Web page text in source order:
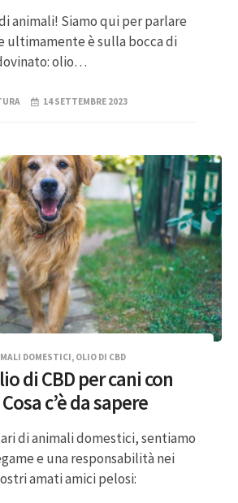
animali! Siamo qui per parlare
ultimamente è sulla bocca di
olio…
14 SETTEMBRE 2023
DOMESTICI, OLIO DI CBD
di CBD per cani con
c’è da sapere
di animali domestici, sentiamo
e una responsabilità nei
amati amici pelosi: